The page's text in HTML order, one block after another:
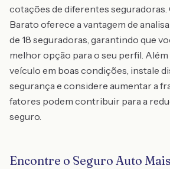
cotações de diferentes seguradoras.
Barato oferece a vantagem de
de 18 seguradoras, garantindo que
melhor opção para o seu perfil.
veículo em boas condições, instale
segurança e considere aumentar a
fatores podem contribuir para a
seguro.
Encontre o Seguro Auto